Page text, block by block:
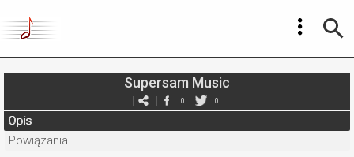
Supersam Music
0 0
Opis
Powiązania